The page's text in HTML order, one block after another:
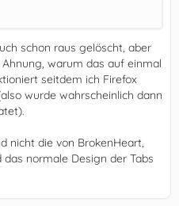
schon raus gelöscht, aber
warum das auf einmal
seitdem ich Firefox
wurde wahrscheinlich dann
nicht die von BrokenHeart,
normale Design der Tabs